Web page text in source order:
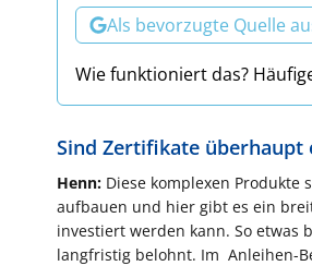
Als bevorzugte Quelle
Wie funktioniert das?
Sind Zertifikate überhaupt
Henn: Diese komplexen
aufbauen und hier gibt es ein
investiert werden kann. So etwas
langfristig belohnt. Im Anleihen-